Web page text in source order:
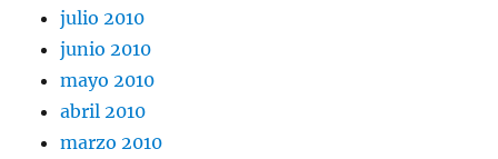
julio 2010
junio 2010
mayo 2010
abril 2010
marzo 2010